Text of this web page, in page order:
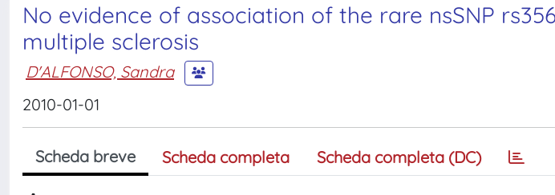
No evidence of association of the rare nsSNP
multiple sclerosis
D'ALFONSO, Sandra
2010-01-01
Scheda breve Scheda completa Scheda completa (DC)